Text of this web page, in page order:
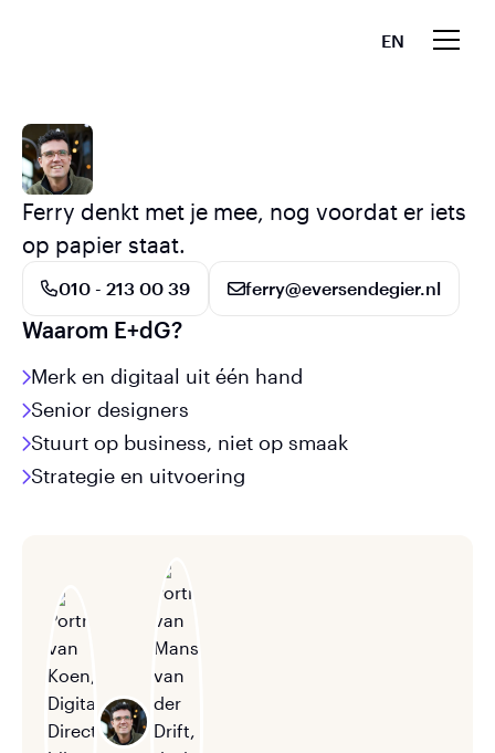
EN
Ferry denkt met je mee, nog voordat er iets
op papier staat.
010 - 213 00 39 ferry@eversendegier.nl
Waarom E+dG?
Merk en digitaal uit één hand
Senior designers
Stuurt op business, niet op smaak
Strategie en uitvoering